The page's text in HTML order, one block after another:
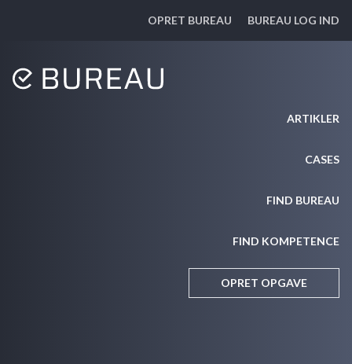
OPRET BUREAU BUREAU LOG IND
ARTIKLER
CASES
FIND BUREAU
FIND KOMPETENCE
OPRET OPGAVE